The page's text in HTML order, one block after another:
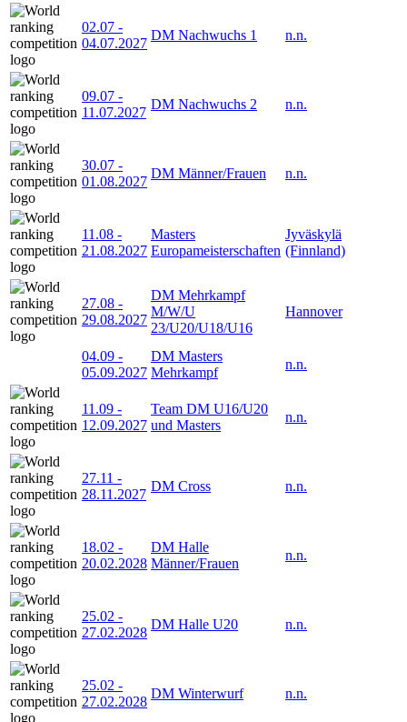
02.07 -
04.07.2027
DM Nachwuchs 1 n.n.
09.07 -
11.07.2027
DM Nachwuchs 2 n.n.
30.07 -
01.08.2027
DM Männer/Frauen n.n.
11.08 -
21.08.2027
Masters
Europameisterschaften
Jyväskylä
(Finnland)
27.08 -
29.08.2027
DM Mehrkampf
M/W/U
23/U20/U18/U16
Hannover
04.09 -
05.09.2027
DM Masters
Mehrkampf
n.n.
11.09 -
12.09.2027
Team DM U16/U20
und Masters
n.n.
27.11 -
28.11.2027
DM Cross n.n.
18.02 -
20.02.2028
DM Halle
Männer/Frauen
n.n.
25.02 -
27.02.2028
DM Halle U20 n.n.
25.02 -
27.02.2028
DM Winterwurf n.n.